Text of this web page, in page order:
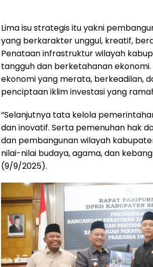
Lima isu strategis itu yakni
yang berkarakter unggul, kreatif,
Penataan infrastruktur wilayah
tangguh dan berketahanan
ekonomi yang merata, berkeadilan,
penciptaan iklim investasi yang
“Selanjutnya tata kelola
dan inovatif. Serta pemenuhan hak
dan pembangunan wilayah
nilai-nilai budaya, agama, dan
(9/9/2025).